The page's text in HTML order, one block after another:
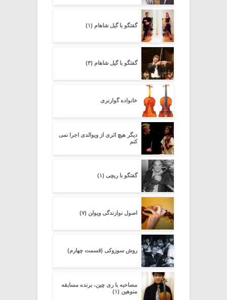
گفتگو با گیل شاهام (۱)
گفتگو با گیل شاهام (۳)
خانواده گوارنری
دیگر هیچ اثرى از ویوالدى اجرا نمى
کنم
گفتگو با ریچی (۱)
اصول نوازندگی ویولن (۷)
روش سوزوکی (قسمت چهارم)
مصاحبه با ری چین، برنده مسابقه
منوهین (۱)